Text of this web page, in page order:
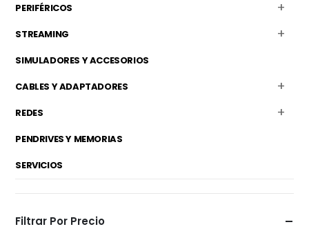
PERIFÉRICOS
STREAMING
SIMULADORES Y ACCESORIOS
CABLES Y ADAPTADORES
REDES
PENDRIVES Y MEMORIAS
SERVICIOS
Filtrar Por Precio